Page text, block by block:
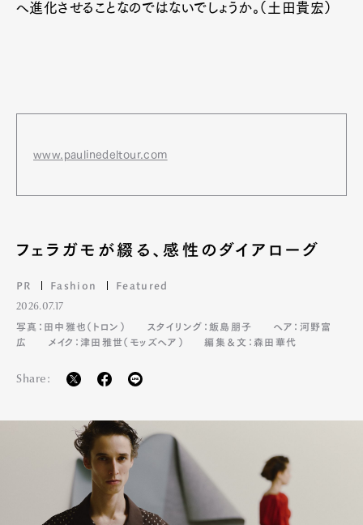
へ進化させることなのではないでしょうか。（土田貴宏）
www.paulinedeltour.com
フェラガモが綴る、感性のダイアローグ
PR Fashion Featured
2026.07.17
写真：田中雅也（トロン）
スタイリング：飯島朋子
ヘア：河野富
広
メイク：津田雅世（モッズヘア） 編集＆文：森田華代
Share: